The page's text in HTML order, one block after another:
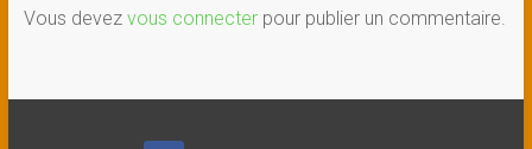
Vous devez vous connecterpour publier un commentaire.